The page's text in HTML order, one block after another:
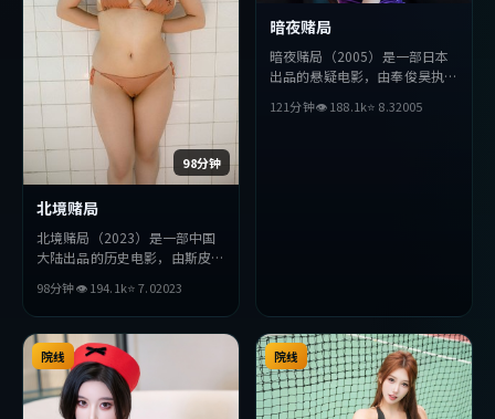
98分钟
北境赌局
北境赌局（2023）是一部中国
大陆出品的历史电影，由斯皮尔
政民等主演。影片在叙事与视听
上力求突破，探讨人性与抉择，
节奏张弛有度，适合喜欢该类型
的观众完整观看。
98分钟👁194.1k⭐7.02023
暗夜赌局
暗夜赌局（2005）是一部日本
出品的悬疑电影，由奉俊昊执
栗旬等主演。影片在叙事与视听
121分钟👁188.1k⭐ 8.32005
院线 院线